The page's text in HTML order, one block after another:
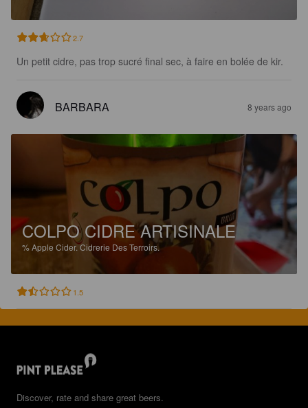
2.7
Un petit cidre, pas trop sucré final sec, à faire en bolée de kir.
BARBARA 8 years ago
COLPO CIDRE ARTISINALE
%Apple Cider.Cidrerie Des Terroirs.
1.5
Discover, rate and share great beers.